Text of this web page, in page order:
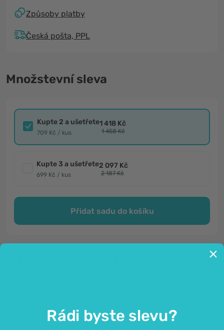
Způsoby platby
Česká pošta, PPL
Množstevní sleva
Kupte 2 a ušetřete
709 Kč / kus
1 418 Kč
1 458 Kč
Kupte 3 a ušetřete
699 Kč / kus
2 097 Kč
2 187 Kč
Přidat sadu do košíku
Uridinmonofosfát v kapslích – snadný
Rádi byste slevu?